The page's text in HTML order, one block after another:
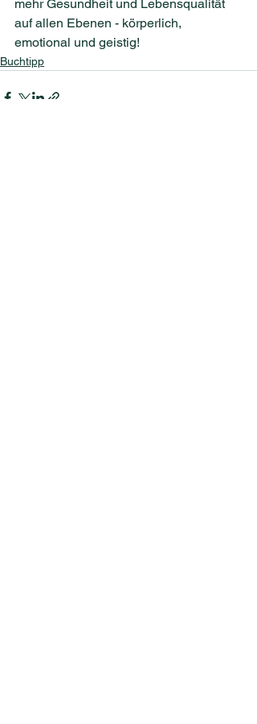
mehr Gesundheit und Lebensqualität
auf allen Ebenen - körperlich,
emotional und geistig!
Buchtipp